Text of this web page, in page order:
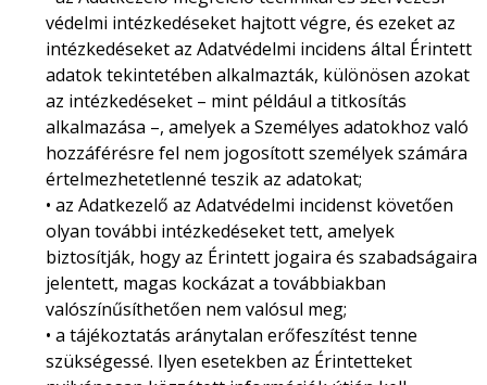
védelmi intézkedéseket hajtott végre, és ezeket az
intézkedéseket az Adatvédelmi incidens által Érintett
adatok tekintetében alkalmazták, különösen azokat
az intézkedéseket – mint például a titkosítás
alkalmazása –, amelyek a Személyes adatokhoz való
hozzáférésre fel nem jogosított személyek számára
értelmezhetetlenné teszik az adatokat;
• az Adatkezelő az Adatvédelmi incidenst követően
olyan további intézkedéseket tett, amelyek
biztosítják, hogy az Érintett jogaira és szabadságaira
jelentett, magas kockázat a továbbiakban
valószínűsíthetően nem valósul meg;
• a tájékoztatás aránytalan erőfeszítést tenne
szükségessé. Ilyen esetekben az Érintetteket